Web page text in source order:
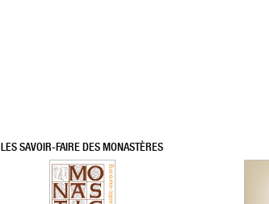
LES SAVOIR-FAIRE DES MONASTÈRES